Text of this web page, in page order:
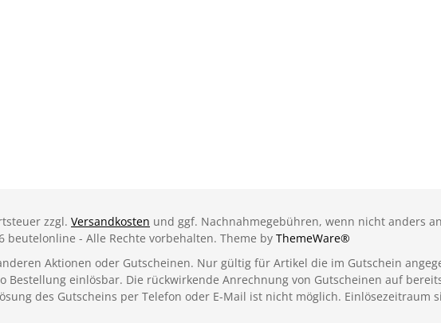
zzgl. Versandkosten und ggf. Nachnahmegebühren, wenn nicht anders
beutelonline - Alle Rechte vorbehalten. Theme by ThemeWare®
Aktionen oder Gutscheinen. Nur gültig für Artikel die im Gutschein
einlösbar. Die rückwirkende Anrechnung von Gutscheinen auf
des Gutscheins per Telefon oder E-Mail ist nicht möglich. Einlösezeitraum